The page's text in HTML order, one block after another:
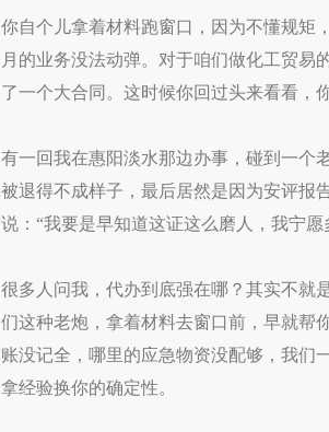
你自个儿拿着材料跑窗口，因为不懂规矩
月的业务没法动弹。对于咱们做化工贸易
了一个大合同。这时候你回过头来看看，
有一回我在惠阳淡水那边办事，碰到一个
被退得不成样子，最后居然是因为安评报
说：“我要是早知道这证这么磨人，我宁
很多人问我，代办到底强在哪？其实不就
们这种老炮，拿着材料去窗口前，早就帮
账没记全，哪里的应急物资没配够，我们
拿经验换你的确定性。